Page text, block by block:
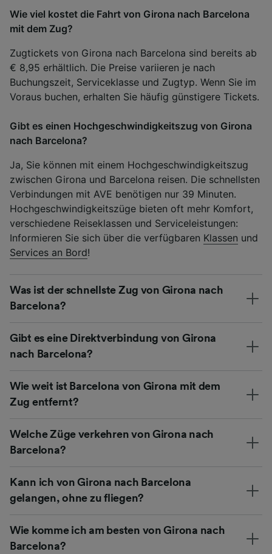
Wie viel kostet die Fahrt von Girona nach Barcelona
mit dem Zug?
Zugtickets von Girona nach Barcelona sind bereits ab
€ 8,95 erhältlich. Die Preise variieren je nach
Buchungszeit, Serviceklasse und Zugtyp. Wenn Sie im
Voraus buchen, erhalten Sie häufig günstigere Tickets.
Gibt es einen Hochgeschwindigkeitszug von Girona
nach Barcelona?
Ja, Sie können mit einem Hochgeschwindigkeitszug
zwischen Girona und Barcelona reisen. Die schnellsten
Verbindungen mit AVE benötigen nur 39 Minuten.
Hochgeschwindigkeitszüge bieten oft mehr Komfort,
verschiedene Reiseklassen und Serviceleistungen:
Informieren Sie sich über die verfügbaren Klassen und
Services an Bord!
Was ist der schnellste Zug von Girona nach
Barcelona?
Gibt es eine Direktverbindung von Girona
nach Barcelona?
Wie weit ist Barcelona von Girona mit dem
Zug entfernt?
Welche Züge verkehren von Girona nach
Barcelona?
Kann ich von Girona nach Barcelona
gelangen, ohne zu fliegen?
Wie komme ich am besten von Girona nach
Barcelona?